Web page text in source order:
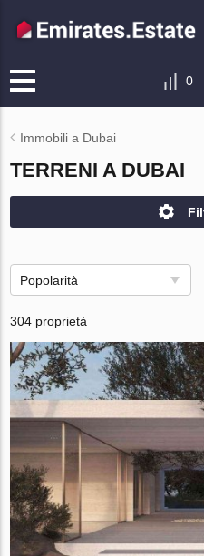
0
Immobili a Dubai
TERRENI A DUBAI
Popolarità
304 proprietà